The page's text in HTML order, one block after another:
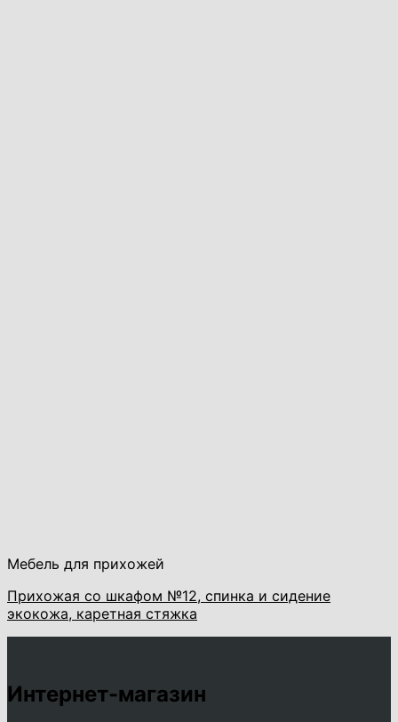
Мебель для прихожей
Прихожая со шкафом №12, спинка и сидение
экокожа, каретная стяжка
Интернет-магазин